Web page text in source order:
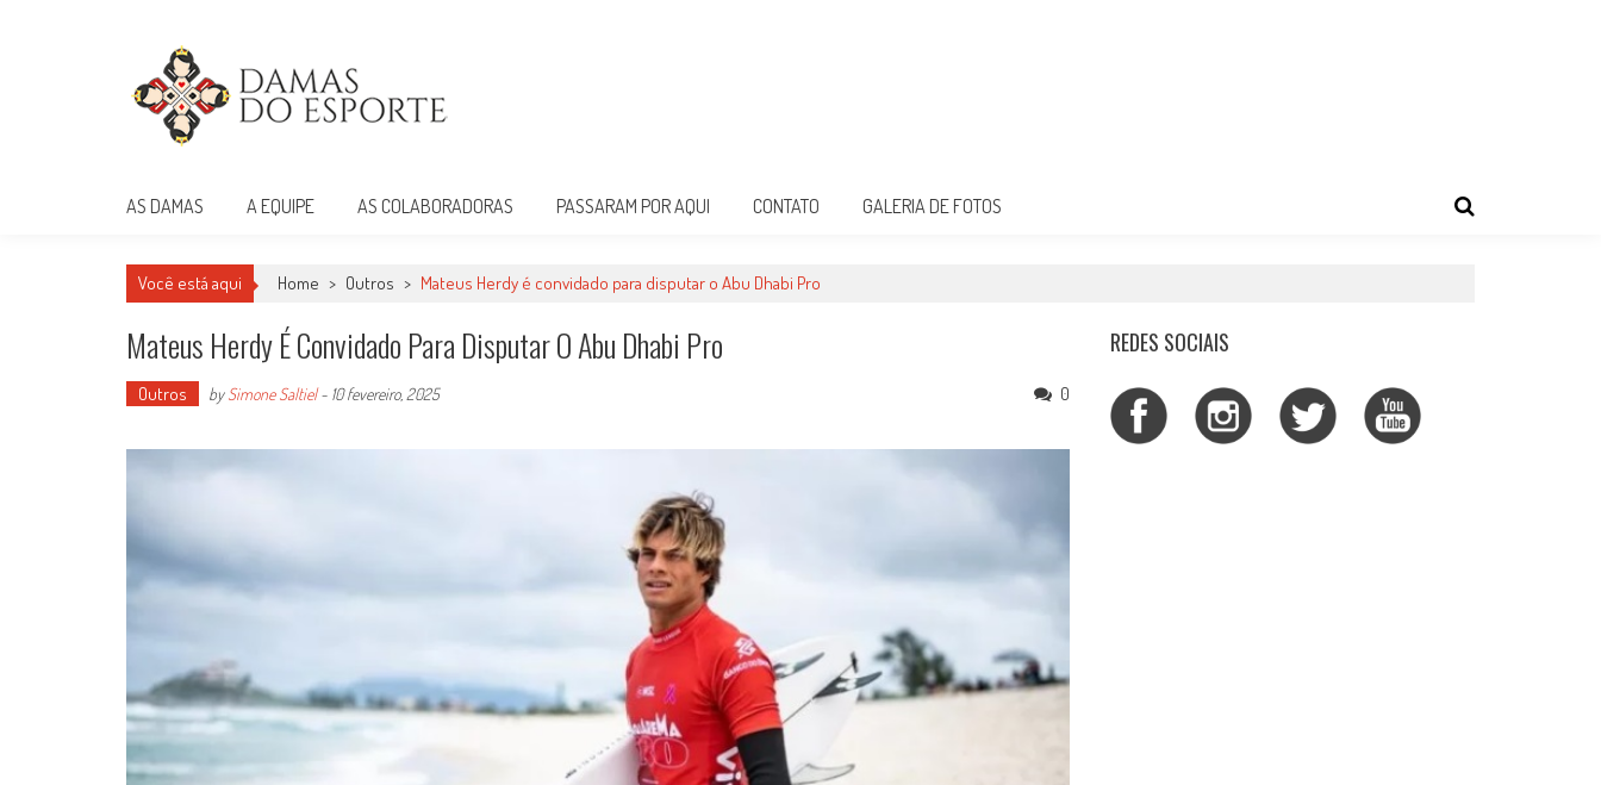
AS DAMAS A EQUIPE AS COLABORADORAS PASSARAM POR AQUI CONTATO GALERIA DE FOTOS
Você está aqui Home > Outros > Mateus Herdy é convidado para disputar o Abu Dhabi Pro
Mateus Herdy É Convidado Para Disputar O Abu Dhabi Pro
Outros bySimone Saltiel- 10 fevereiro, 2025 0
REDES SOCIAIS